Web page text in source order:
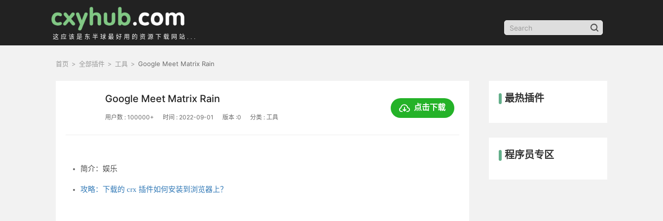
这应该是东半球最好用的资源下载网站...
首页 > 全部插件 > 工具 > Google Meet Matrix Rain
Google Meet Matrix Rain
用户数 : 100000+ 时间 : 2022-09-01 版本 :0 分类 : 工具
点击下载
简介：娱乐
攻略：下载的 crx 插件如何安装到浏览器上？
最热插件
程序员专区